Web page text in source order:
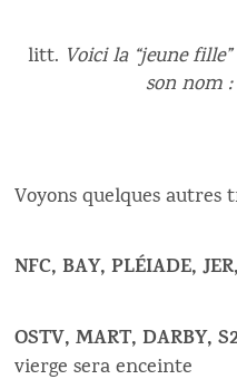
litt. Voici la “jeune
son nom
Voyons quelques autres
NFC, BAY, PLÉIADE,
OSTV, MART, DARBY,
vierge sera enceinte